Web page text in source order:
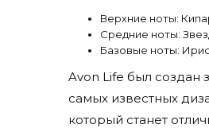
Верхние ноты:
Средние ноты:
Базовые ноты:
Avon Life был создан
самых известных
который станет